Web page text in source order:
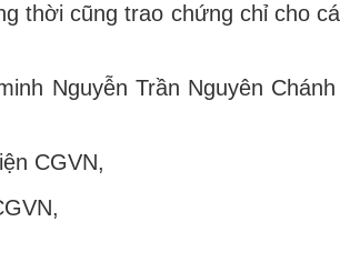
thời cũng trao chứng chỉ cho
Nguyễn Trần Nguyên
CGVN,